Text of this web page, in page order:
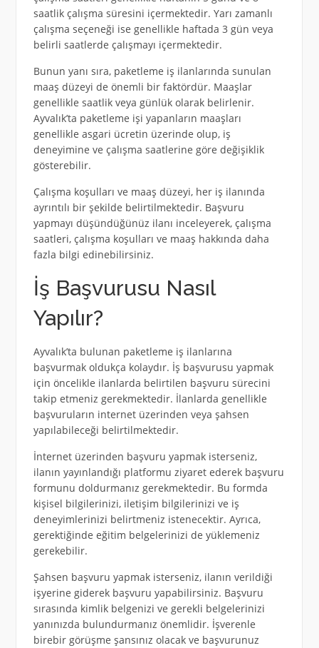
saatlik çalışma süresini içermektedir. Yarı zamanlı
çalışma seçeneği ise genellikle haftada 3 gün veya
belirli saatlerde çalışmayı içermektedir.
Bunun yanı sıra, paketleme iş ilanlarında sunulan
maaş düzeyi de önemli bir faktördür. Maaşlar
genellikle saatlik veya günlük olarak belirlenir.
Ayvalık’ta paketleme işi yapanların maaşları
genellikle asgari ücretin üzerinde olup, iş
deneyimine ve çalışma saatlerine göre değişiklik
gösterebilir.
Çalışma koşulları ve maaş düzeyi, her iş ilanında
ayrıntılı bir şekilde belirtilmektedir. Başvuru
yapmayı düşündüğünüz ilanı inceleyerek, çalışma
saatleri, çalışma koşulları ve maaş hakkında daha
fazla bilgi edinebilirsiniz.
İş Başvurusu Nasıl
Yapılır?
Ayvalık’ta bulunan paketleme iş ilanlarına
başvurmak oldukça kolaydır. İş başvurusu yapmak
için öncelikle ilanlarda belirtilen başvuru sürecini
takip etmeniz gerekmektedir. İlanlarda genellikle
başvuruların internet üzerinden veya şahsen
yapılabileceği belirtilmektedir.
İnternet üzerinden başvuru yapmak isterseniz,
ilanın yayınlandığı platformu ziyaret ederek başvuru
formunu doldurmanız gerekmektedir. Bu formda
kişisel bilgilerinizi, iletişim bilgilerinizi ve iş
deneyimlerinizi belirtmeniz istenecektir. Ayrıca,
gerektiğinde eğitim belgelerinizi de yüklemeniz
gerekebilir.
Şahsen başvuru yapmak isterseniz, ilanın verildiği
işyerine giderek başvuru yapabilirsiniz. Başvuru
sırasında kimlik belgenizi ve gerekli belgelerinizi
yanınızda bulundurmanız önemlidir. İşverenle
birebir görüşme şansınız olacak ve başvurunuz